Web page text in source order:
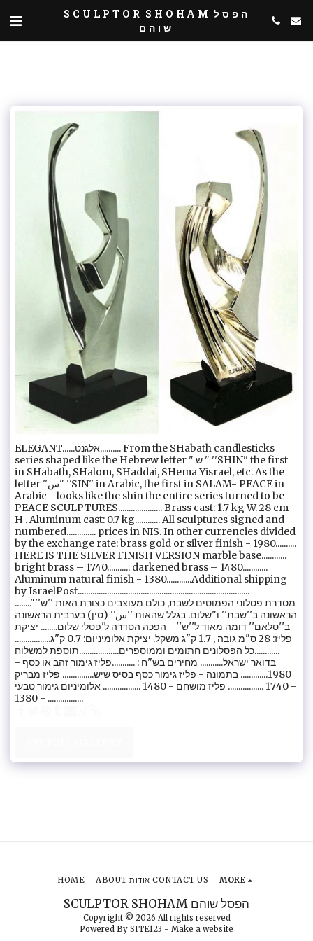
SCULPTOR SHOHAM הפסל
שוהם
ELEGANT......אלגנט.......... From the SHabath candlesticks
series shaped like the Hebrew letter " ש " ''SHIN'' the first
in SHabath, SHalom, SHaddai, SHema Yisrael, etc. As the
letter ''ﺱ" ''SIN'' in Arabic, the first in SALAM- PEACE in
Arabic - looks like the shin the entire series turned to be
PEACE SCULPTURES..................... Brass cast: 1.7 kg W. 28 cm
H . Aluminum cast: 0.7 kg............ All sculptures signed and
numbered.............. prices in NIS. In other currencies divided
by the exchange rate: brass gold or silver finish - 1980..........
HERE IS THE SILVER FINISH VERSION marble base............
bright brass – 1740........... darkened brass – 1480............
Aluminum natural finish - 1380............Additional shipping
by IsraelPost..................................................................................
........"מסדרת פסלוני הפמוטים לשבת, כולם מעוצבים כצורת האות ''ש''
הראשונה ב''שבת'' ו"שלום. בגלל שהאות ''ﺱ'' (סין) בערבית הראשונה
ב''סלאם'' דומה מאוד ל''ש'' - הפכה הסדרה ל'פסלי שלום........ יציקת
פליז: 28 ס"מ גובה , 1.7 ק"ג משקל. יציקת אלומיניום: 0.7 ק"ג.................
............כל הפסלונים חתומים וממוספרים...................תוספת למשלוח
בדואר ישראל........... מחירים בש"ח : ...........פליז גימור זהב או כסף -
1980............. בתמונה - פליז גימור כסף בסיס שיש............... פליז מבריק
- 1740 ................. פליז מושחם - 1480 .................. אלומיניום גימור טבעי
- 1380 .................
SCULPTOR SHOHAM הפסל שוהם
Copyright © 2026 All rights reserved
Powered By SITE123 - Make a website
HOME ABOUT אודות CONTACT US MORE